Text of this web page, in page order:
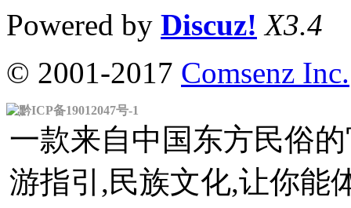
Powered by Discuz! X3.4
© 2001-2017 Comsenz Inc.
黔ICP备19012047号-1
一款来自中国东方民俗
游指引,民族文化,让你能